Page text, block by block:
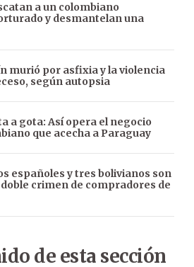
a un colombiano
y desmantelan una
murió por asfixia y la violencia
según autopsia
a gota: Así opera el negocio
que acecha a Paraguay
españoles y tres bolivianos son
crimen de compradores de
de esta sección